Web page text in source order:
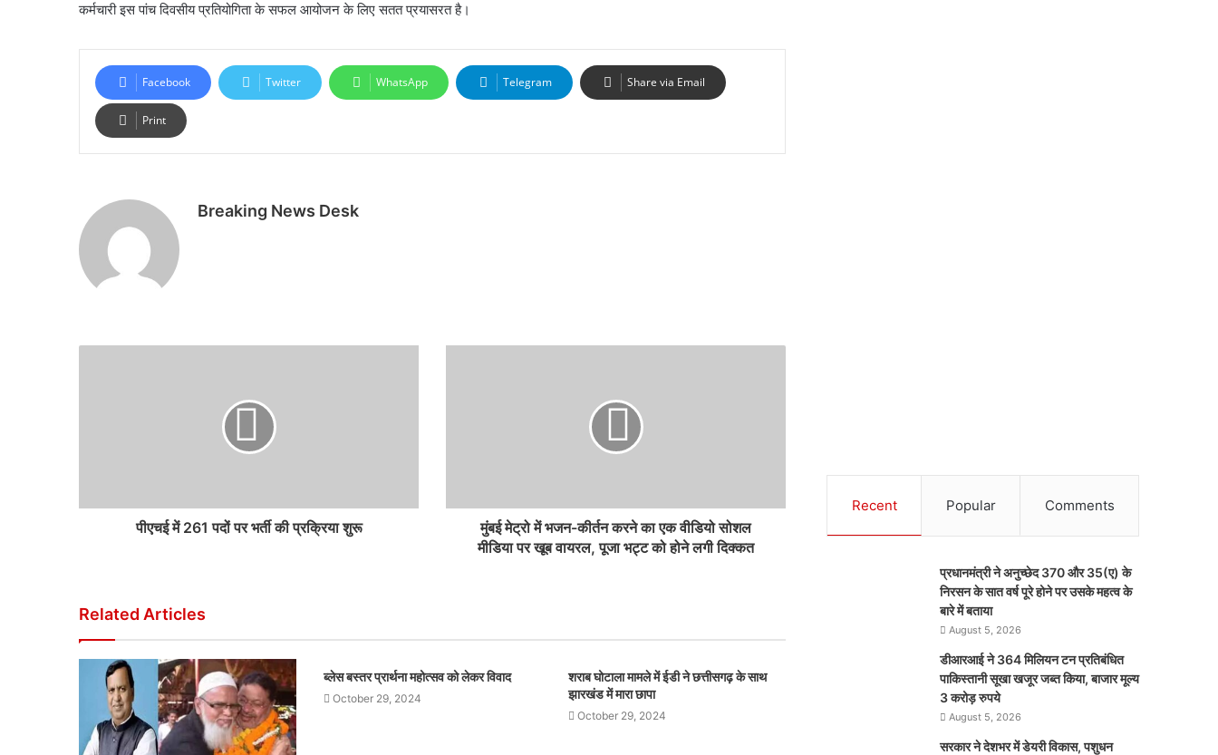
कर्मचारी इस पांच दिवसीय प्रतियोगिता के सफल आयोजन के लिए सतत प्रयासरत है।
Facebook Twitter WhatsApp Telegram Share via Email
Print
Breaking News Desk
पीएचई में 261 पदों पर भर्ती की प्रक्रिया शुरू
मुंबई मेट्रो में भजन-कीर्तन करने का एक वीडियो सोशल
मीडिया पर खूब वायरल, पूजा भट्ट को होने लगी दिक्कत
Related Articles
ब्लेस बस्तर प्रार्थना महोत्सव को लेकर विवाद
October 29, 2024
शराब घोटाला मामले में ईडी ने छत्तीसगढ़ के साथ
झारखंड में मारा छापा
October 29, 2024
Recent Popular Comments
प्रधानमंत्री ने अनुच्छेद 370 और 35(ए) के
निरसन के सात वर्ष पूरे होने पर उसके महत्व के
बारे में बताया
August 5, 2026
डीआरआई ने 364 मिलियन टन प्रतिबंधित
पाकिस्तानी सूखा खजूर जब्त किया, बाजार मूल्य
3 करोड़ रुपये
August 5, 2026
सरकार ने देशभर में डेयरी विकास, पशुधन